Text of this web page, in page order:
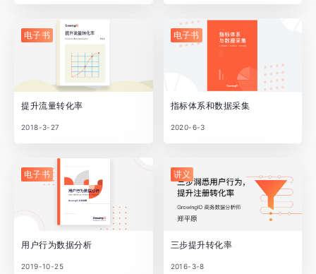
电子书
提升流量转化率
2018-3-27
电子书
指标体系和数据采集
2020-6-3
电子书
用户行为数据分析
2019-10-25
讲义
三步提升转化率
2016-3-8